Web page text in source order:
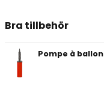
Bra tillbehör
Pompe à ballon